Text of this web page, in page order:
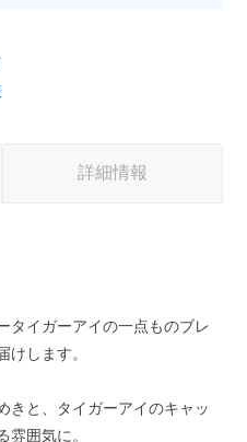
詳細情報
タイガーアイの一点ものブレ
けします。
きと、タイガーアイのキャッ
雰囲気に。